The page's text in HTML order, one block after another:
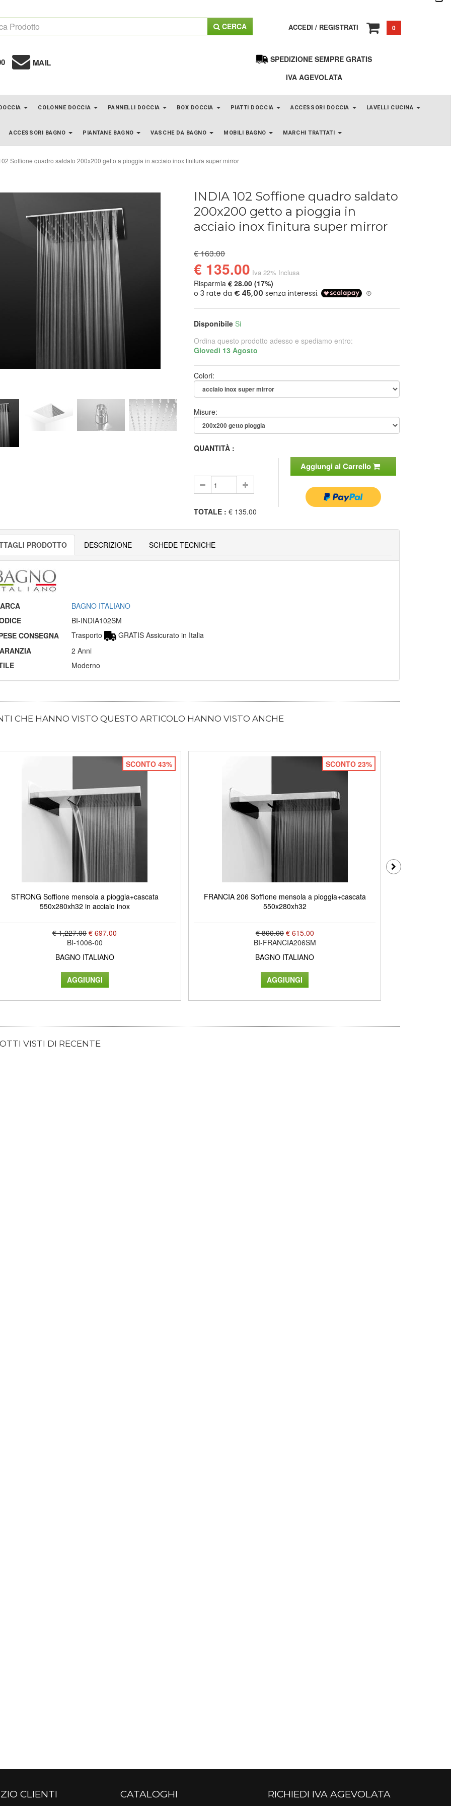
CERCA ACCEDI / REGISTRATI 0
MAIL
SPEDIZIONE SEMPRE GRATIS
IVA AGEVOLATA
COLONNE DOCCIA PANNELLI DOCCIA BOX DOCCIA PIATTI DOCCIA ACCESSORI DOCCIA LAVELLI CUCINA
ACCESSORI BAGNO PIANTANE BAGNO VASCHE DA BAGNO MOBILI BAGNO MARCHI TRATTATI
Soffione quadro saldato 200x200 getto a pioggia in acciaio inox finitura super mirror
INDIA 102 Soffione quadro saldato
200x200 getto a pioggia in
acciaio inox finitura super mirror
€ 163.00
€ 135.00 Iva 22% Inclusa
Risparmia€ 28.00 (17%)
Disponibile Si
Ordina questo prodotto adesso e spediamo entro:
Giovedì 13 Agosto
Colori:
Misure:
QUANTITÀ :
Aggiungi al Carrello
TOTALE : € 135.00
PRODOTTO DESCRIZIONE SCHEDE TECNICHE
BAGNO ITALIANO
BI-INDIA102SM
CONSEGNA
Trasporto
GRATIS Assicurato in Italia
2 Anni
Moderno
CHE HANNO VISTO QUESTO ARTICOLO HANNO VISTO ANCHE
SCONTO 43%
STRONG Soffione mensola a pioggia+cascata
550x280xh32 in acciaio inox
€ 1,227.00 € 697.00
BI-1006-00
BAGNO ITALIANO
SCONTO 23%
FRANCIA 206 Soffione mensola a pioggia+cascata
550x280xh32
€ 800.00 € 615.00
BI-FRANCIA206SM
BAGNO ITALIANO
VISTI DI RECENTE
CLIENTI CATALOGHI RICHIEDI IVA AGEVOLATA